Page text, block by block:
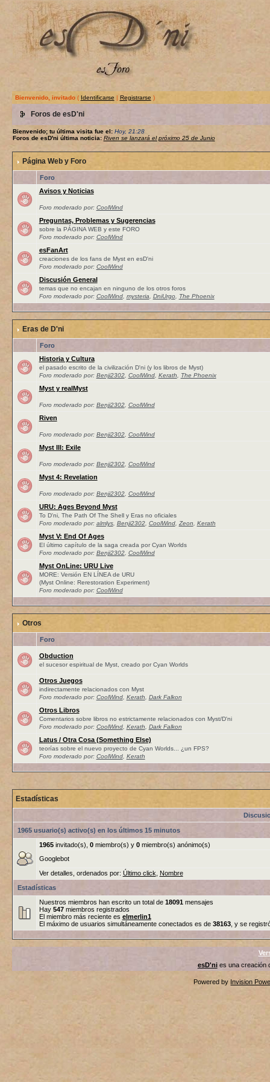
Bienvenido, invitado( Identificarse | Registrarse )
Foros de esD'ni
Bienvenido; tu última visita fue el: Hoy, 21:28
Foros de esD'ni última noticia: Riven se lanzará el próximo 25 de Junio
Página Web y Foro
Foro
Avisos y Noticias
Foro moderado por: CoolWind
Preguntas, Problemas y Sugerencias
sobre la PÁGINA WEB y este FORO
Foro moderado por: CoolWind
esFanArt
creaciones de los fans de Myst en esD'ni
Foro moderado por: CoolWind
Discusión General
temas que no encajan en ninguno de los otros foros
Foro moderado por: CoolWind, mysteria DniUrgo, The Phoenix
Eras de D'ni
Foro
Historia y Cultura
el pasado escrito de la civilización D'ni (y los libros de Myst)
Foro moderado por: Benji2302, CoolWind, Kerath The Phoenix
Myst y realMyst
Foro moderado por: Benji2302, CoolWind
Riven
Foro moderado por: Benji2302, CoolWind
Myst III: Exile
Foro moderado por: Benji2302, CoolWind
Myst 4: Revelation
Foro moderado por: Benji2302, CoolWind
URU: Ages Beyond Myst
To D'ni, The Path Of The Shell y Eras no oficiales
Foro moderado por: almlys, Benji2302, CoolWind, Zeon Kerath
Myst V: End Of Ages
El último capítulo de la saga creada por Cyan Worlds
Foro moderado por: Benji2302, CoolWind
Myst OnLine: URU Live
MORE: Versión EN LÍNEA de URU
(Myst Online: Rerestoration Experiment)
Foro moderado por: CoolWind
Otros
Foro
Obduction
el sucesor espiritual de Myst, creado por Cyan Worlds
Otros Juegos
indirectamente relacionados con Myst
Foro moderado por: CoolWind, Kerath Dark Falkon
Otros Libros
Comentarios sobre libros no estrictamente relacionados con Myst/D'ni
Foro moderado por: CoolWind, Kerath Dark Falkon
Latus / Otra Cosa (Something Else)
teorías sobre el nuevo proyecto de Cyan Worlds... ¿un FPS?
Foro moderado por: CoolWind, Kerath
Estadísticas
1965 usuario(s) activo(s) en los últimos 15 minutos
1965invitado(s), 0miembro(s) y 0miembro(s) anónimo(s)
Googlebot
Ver detalles, ordenados por: Último click
Nombre
Estadísticas
Nuestros miembros han escrito un total de 18091mensajes
Hay 547miembros registrados
El miembro más reciente es elmerlin1
El máximo de usuarios simultáneamente conectados es de 38163, y se
esD'nies una creación
Powered by Invision